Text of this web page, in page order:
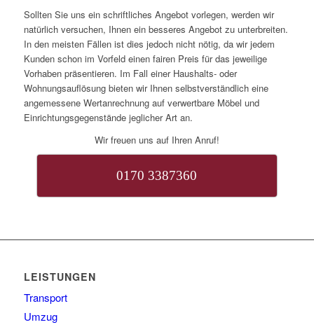
Sollten Sie uns ein schriftliches Angebot vorlegen, werden wir
natürlich versuchen, Ihnen ein besseres Angebot zu unterbreiten.
In den meisten Fällen ist dies jedoch nicht nötig, da wir jedem
Kunden schon im Vorfeld einen fairen Preis für das jeweilige
Vorhaben präsentieren. Im Fall einer Haushalts- oder
Wohnungsauflösung bieten wir Ihnen selbstverständlich eine
angemessene Wertanrechnung auf verwertbare Möbel und
Einrichtungsgegenstände jeglicher Art an.
Wir freuen uns auf Ihren Anruf!
0170 3387360
LEISTUNGEN
Transport
Umzug